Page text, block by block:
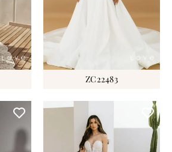
ZC22483